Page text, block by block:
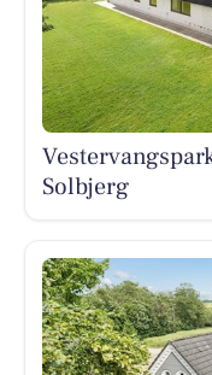
Solbjerg